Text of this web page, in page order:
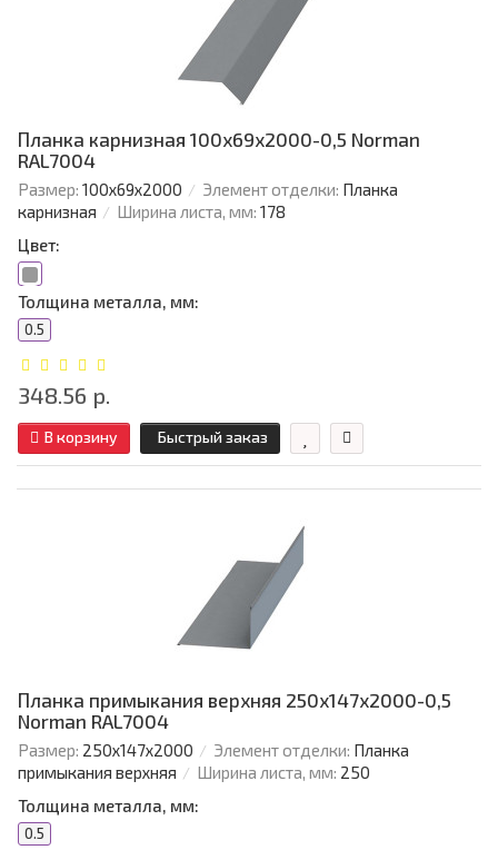
Планка карнизная 100х69х2000-0,5 Norman
RAL7004
Размер: 100х69х2000 Элемент отделки: Планка
карнизная
Ширина листа, мм: 178
Цвет:
Толщина металла, мм:
0.5
348.56 р.
В корзину Быстрый заказ
Планка примыкания верхняя 250х147х2000-0,5
Norman RAL7004
Размер: 250х147х2000 Элемент отделки: Планка
примыкания верхняя
Ширина листа, мм: 250
Толщина металла, мм:
0.5